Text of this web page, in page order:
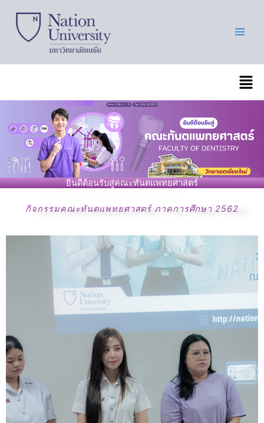
content
เมนู
ยินดีต้อนรับสู่คณะทันตแพทยศาสตร์
กิจกรรมคณะทันตแพทยศาสตร์ ภาคการศึกษา 2562